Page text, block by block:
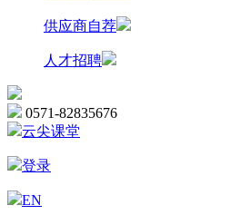
供应商自荐
人才招聘
0571-82835676
云尖课堂
登录
EN